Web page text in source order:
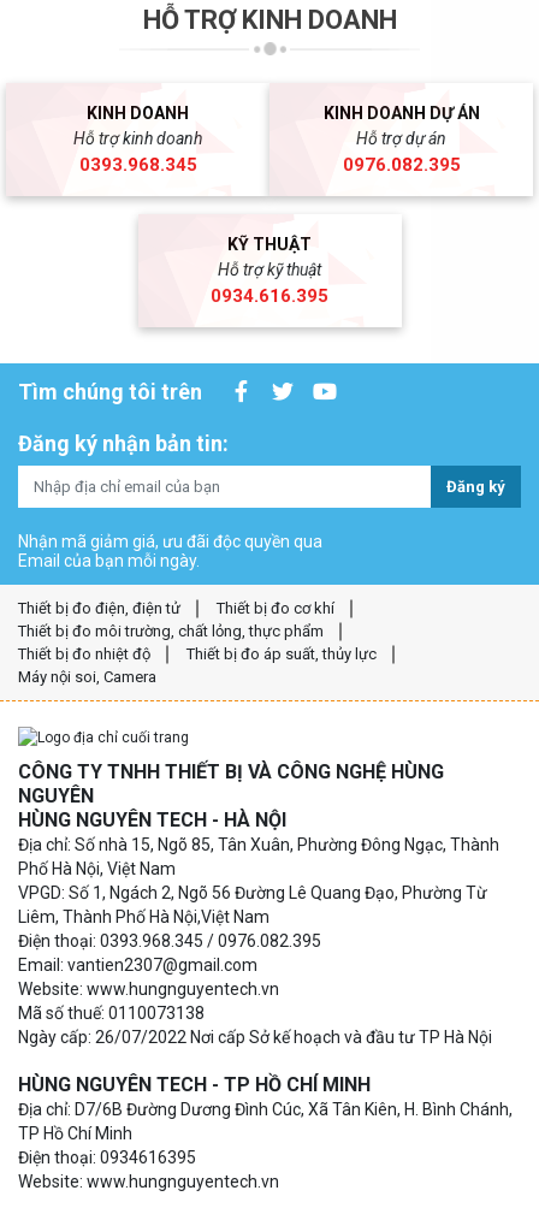
HỖ TRỢ KINH DOANH
KINH DOANH
Hỗ trợ kinh doanh
0393.968.345
KINH DOANH DỰ ÁN
Hỗ trợ dự án
0976.082.395
KỸ THUẬT
Hỗ trợ kỹ thuật
0934.616.395
Tìm chúng tôi trên
Đăng ký nhận bản tin:
Đăng ký
Nhận mã giảm giá, ưu đãi độc quyền qua
Email của bạn mỗi ngày.
Thiết bị đo điện, điện tử
Thiết bị đo cơ khí
Thiết bị đo môi trường, chất lỏng, thực phẩm
Thiết bị đo nhiệt độ
Thiết bị đo áp suất, thủy lực
Máy nội soi, Camera
CÔNG TY TNHH THIẾT BỊ VÀ CÔNG NGHỆ HÙNG
NGUYÊN
HÙNG NGUYÊN TECH - HÀ NỘI
Địa chỉ: Số nhà 15, Ngõ 85, Tân Xuân, Phường Đông Ngạc, Thành
Phố Hà Nội, Việt Nam
VPGD: Số 1, Ngách 2, Ngõ 56 Đường Lê Quang Đạo, Phường Từ
Liêm, Thành Phố Hà Nội,Việt Nam
Điện thoại: 0393.968.345 / 0976.082.395
Email: vantien2307@gmail.com
Website: www.hungnguyentech.vn
Mã số thuế: 0110073138
Ngày cấp: 26/07/2022 Nơi cấp Sở kế hoạch và đầu tư TP Hà Nội
HÙNG NGUYÊN TECH - TP HỒ CHÍ MINH
Địa chỉ: D7/6B Đường Dương Đình Cúc, Xã Tân Kiên, H. Bình Chánh,
TP Hồ Chí Minh
Điện thoại: 0934616395
Website: www.hungnguyentech.vn